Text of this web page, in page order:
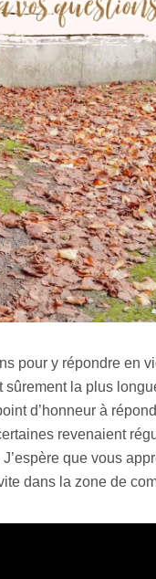
pour y répondre en
sûrement la plus
d’honneur à
revenaient
que vous
dans la zone de